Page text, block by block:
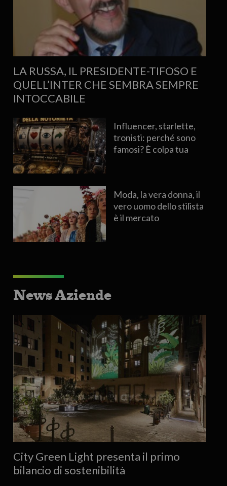
LA RUSSA, IL PRESIDENTE-TIFOSO E
QUELL’INTER CHE SEMBRA SEMPRE
INTOCCABILE
Influencer, starlette,
tronisti: perché sono
famosi? È colpa tua
Moda, la vera donna, il
vero uomo dello stilista
è il mercato
News Aziende
City Green Light presenta il primo
bilancio di sostenibilità